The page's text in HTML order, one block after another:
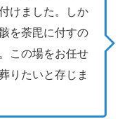
けました。しか
を荼毘に付すの
この場をお任せ
りたいと存じま